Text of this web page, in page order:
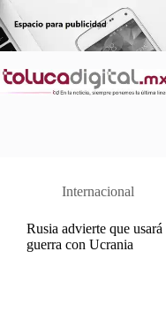
Saltar
al
contenido
Internacional
Rusia advierte que
guerra con Ucrania